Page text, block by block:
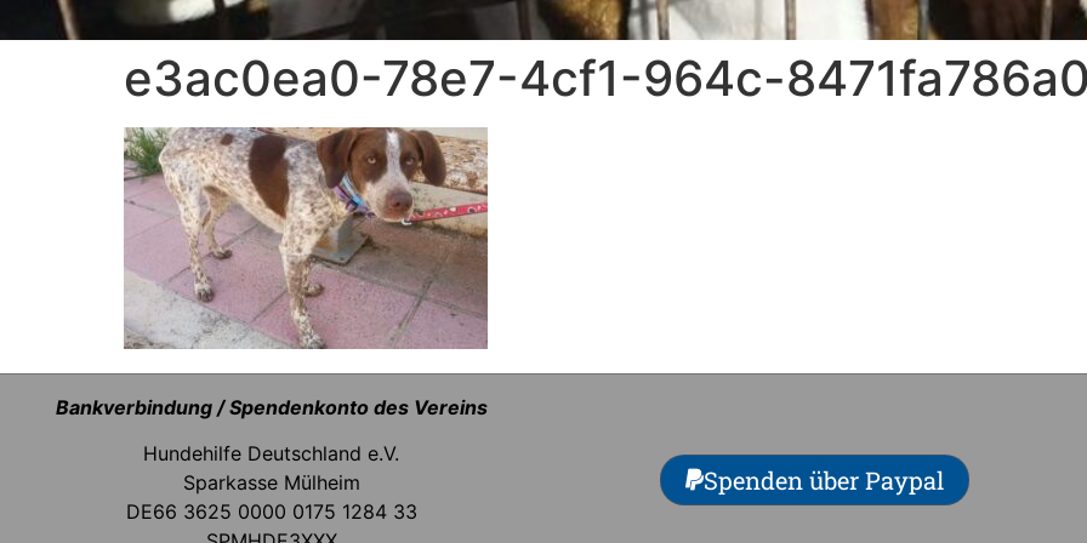
e3ac0ea0-78e7-4cf1-964c-
Bankverbindung / Spendenkonto des Vereins
Hundehilfe Deutschland e.V.
Sparkasse Mülheim
DE66 3625 0000 0175 1284 33
Spenden über Paypal